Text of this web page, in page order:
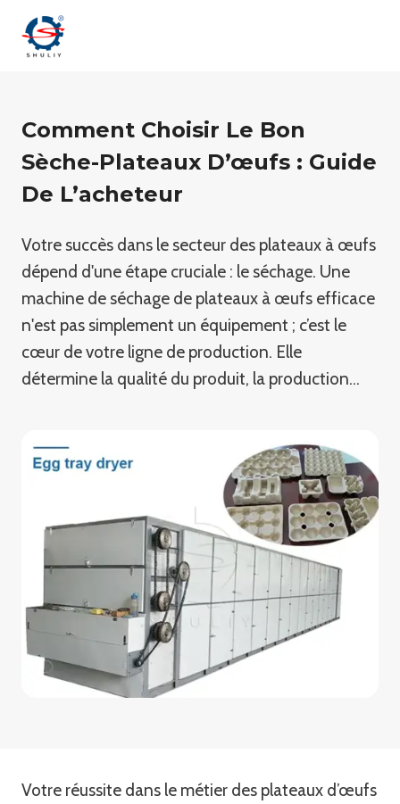
Comment Choisir Le Bon
Sèche-Plateaux D’œufs : Guide
De L’acheteur
Votre succès dans le secteur des plateaux à œufs
dépend d'une étape cruciale : le séchage. Une
machine de séchage de plateaux à œufs efficace
n'est pas simplement un équipement ; c’est le
cœur de votre ligne de production. Elle
détermine la qualité du produit, la production…
Votre réussite dans le métier des plateaux d’œufs